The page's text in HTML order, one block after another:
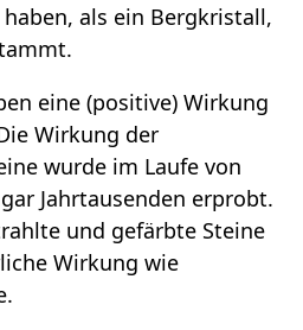
als ein Bergkristall,
eine (positive) Wirkung
Wirkung der
wurde im Laufe von
Jahrtausenden erprobt.
und gefärbte Steine
Wirkung wie